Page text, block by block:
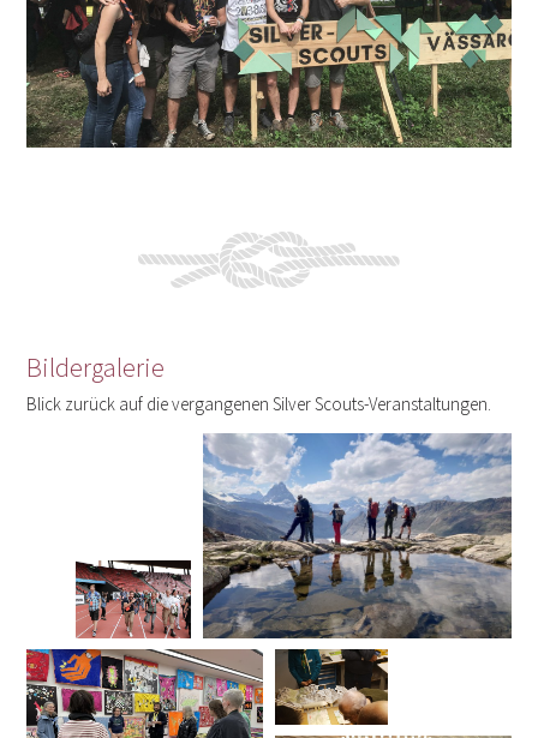
Bildergalerie
Blick zurück auf die vergangenen Silver Scouts-Veranstaltungen.